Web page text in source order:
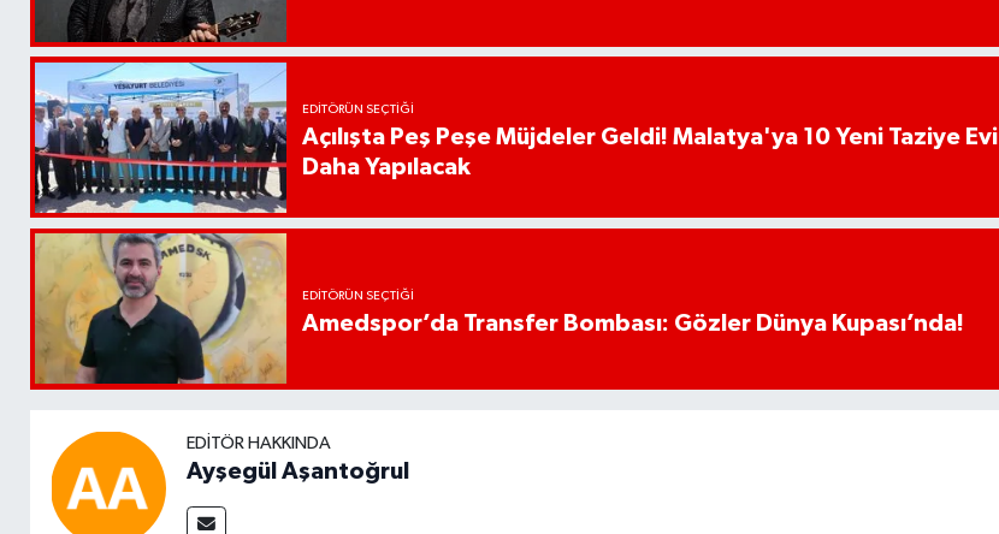
EDITÖRÜN SEÇTIĞI
Açılışta Peş Peşe Müjdeler Geldi! Malatya'ya 10 Yeni Taziye Evi
Daha Yapılacak
EDITÖRÜN SEÇTIĞI
Amedspor’da Transfer Bombası: Gözler Dünya Kupası’nda!
EDITÖR HAKKINDA
Ayşegül Aşantoğrul